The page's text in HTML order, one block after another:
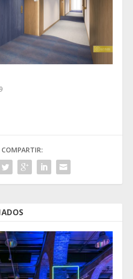
COMPARTIR: